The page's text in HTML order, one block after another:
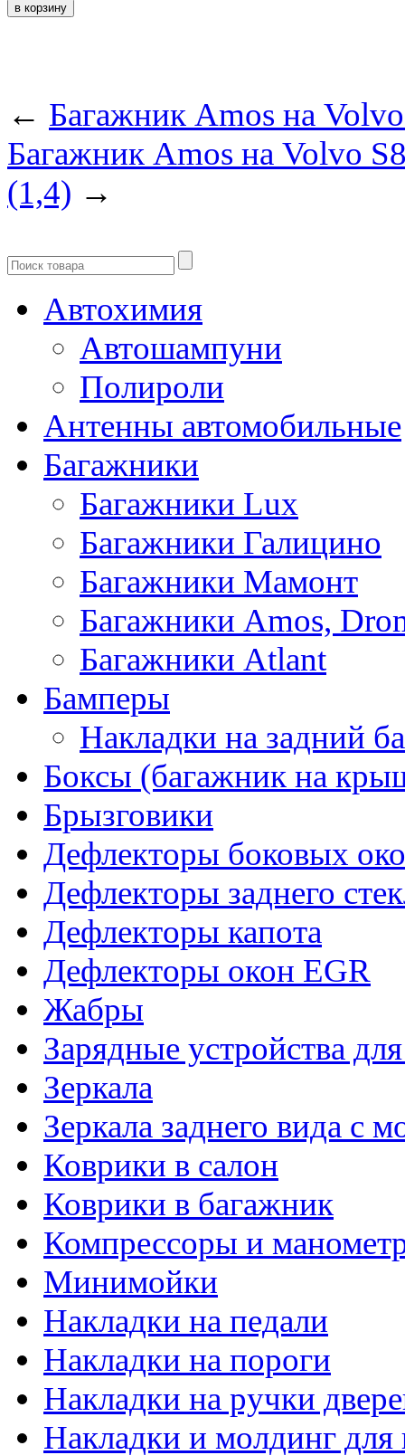
← Багажник Amos на
Багажник Amos на Volvo
(1,4) →
Автохимия
Автошампуни
Полироли
Антенны автомобильные
Багажники
Багажники Lux
Багажники Галицино
Багажники Мамонт
Багажники Amos,
Багажники Atlant
Бамперы
Накладки на задний
Боксы (багажник на
Брызговики
Дефлекторы боковых
Дефлекторы заднего
Дефлекторы капота
Дефлекторы окон EGR
Жабры
Зарядные устройства
Зеркала
Зеркала заднего вида с
Коврики в салон
Коврики в багажник
Компрессоры и
Минимойки
Накладки на педали
Накладки на пороги
Накладки на ручки
Накладки и молдинг для